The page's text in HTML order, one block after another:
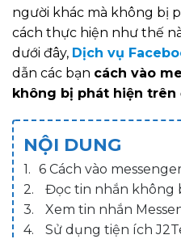
người khác mà không bị
cách thực hiện như thế
dưới đây, Dịch vụ
dẫn các bạn cách vào
không bị phát hiện
NỘI DUNG
6 Cách vào messenger
Đọc tin nhắn không bị phát
Xem tin nhắn Messenger
Sử dụng tiện ích J2Team Security hỗ trợ